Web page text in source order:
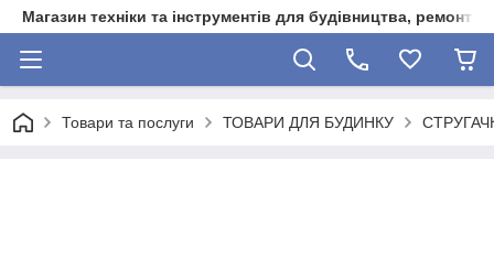
Магазин техніки та інструментів для будівництва, ремонту,
Товари та послуги ТОВАРИ ДЛЯ БУДИНКУ